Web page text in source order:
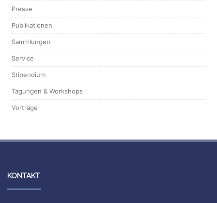
Presse
Publikationen
Sammlungen
Service
Stipendium
Tagungen & Workshops
Vorträge
KONTAKT